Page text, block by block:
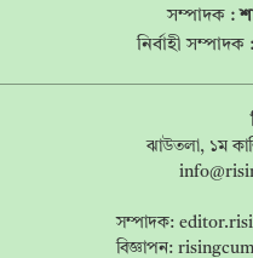
সম্পাদক :
নির্বাহী সম্পাদক :
ঝাউতলা, ১ম
সম্পাদক:
বিজ্ঞাপন: